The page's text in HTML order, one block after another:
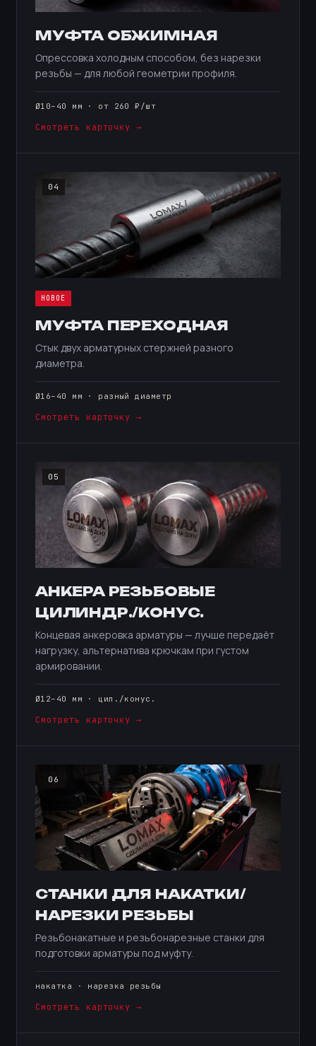
МУФТА ОБЖИМНАЯ
Опрессовка холодным способом, без нарезки
резьбы — для любой геометрии профиля.
Ø10–40 мм · от 260 ₽/шт
Смотреть карточку →
04
НОВОЕ
МУФТА ПЕРЕХОДНАЯ
Стык двух арматурных стержней разного
диаметра.
Ø16–40 мм · разный диаметр
Смотреть карточку →
05
АНКЕРА РЕЗЬБОВЫЕ
ЦИЛИНДР./КОНУС.
Концевая анкеровка арматуры — лучше передаёт
нагрузку, альтернатива крючкам при густом
армировании.
Ø12–40 мм · цил./конус.
Смотреть карточку →
06
СТАНКИ ДЛЯ НАКАТКИ/
НАРЕЗКИ РЕЗЬБЫ
Резьбонакатные и резьбонарезные станки для
подготовки арматуры под муфту.
накатка · нарезка резьбы
Смотреть карточку →